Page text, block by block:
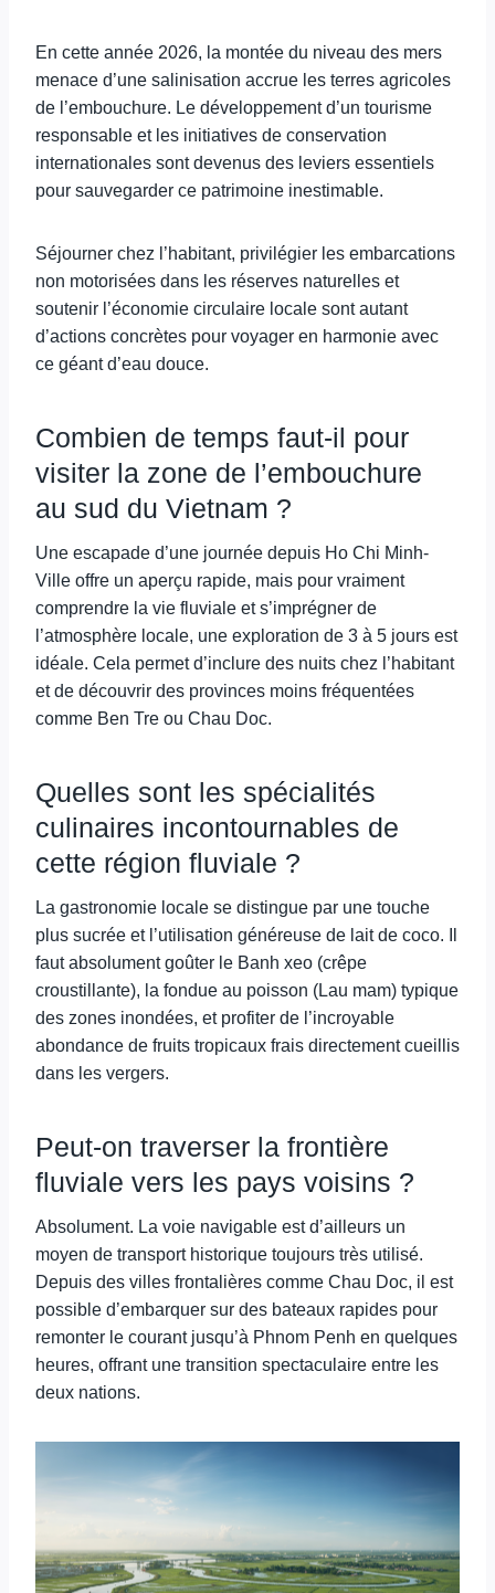
En cette année 2026, la montée du niveau des mers
menace d’une salinisation accrue les terres agricoles
de l’embouchure. Le développement d’un tourisme
responsable et les initiatives de conservation
internationales sont devenus des leviers essentiels
pour sauvegarder ce patrimoine inestimable.
Séjourner chez l’habitant, privilégier les embarcations
non motorisées dans les réserves naturelles et
soutenir l’économie circulaire locale sont autant
d’actions concrètes pour voyager en harmonie avec
ce géant d’eau douce.
Combien de temps faut-il pour
visiter la zone de l’embouchure
au sud du Vietnam ?
Une escapade d’une journée depuis Ho Chi Minh-
Ville offre un aperçu rapide, mais pour vraiment
comprendre la vie fluviale et s’imprégner de
l’atmosphère locale, une exploration de 3 à 5 jours est
idéale. Cela permet d’inclure des nuits chez l’habitant
et de découvrir des provinces moins fréquentées
comme Ben Tre ou Chau Doc.
Quelles sont les spécialités
culinaires incontournables de
cette région fluviale ?
La gastronomie locale se distingue par une touche
plus sucrée et l’utilisation généreuse de lait de coco. Il
faut absolument goûter le Banh xeo (crêpe
croustillante), la fondue au poisson (Lau mam) typique
des zones inondées, et profiter de l’incroyable
abondance de fruits tropicaux frais directement cueillis
dans les vergers.
Peut-on traverser la frontière
fluviale vers les pays voisins ?
Absolument. La voie navigable est d’ailleurs un
moyen de transport historique toujours très utilisé.
Depuis des villes frontalières comme Chau Doc, il est
possible d’embarquer sur des bateaux rapides pour
remonter le courant jusqu’à Phnom Penh en quelques
heures, offrant une transition spectaculaire entre les
deux nations.